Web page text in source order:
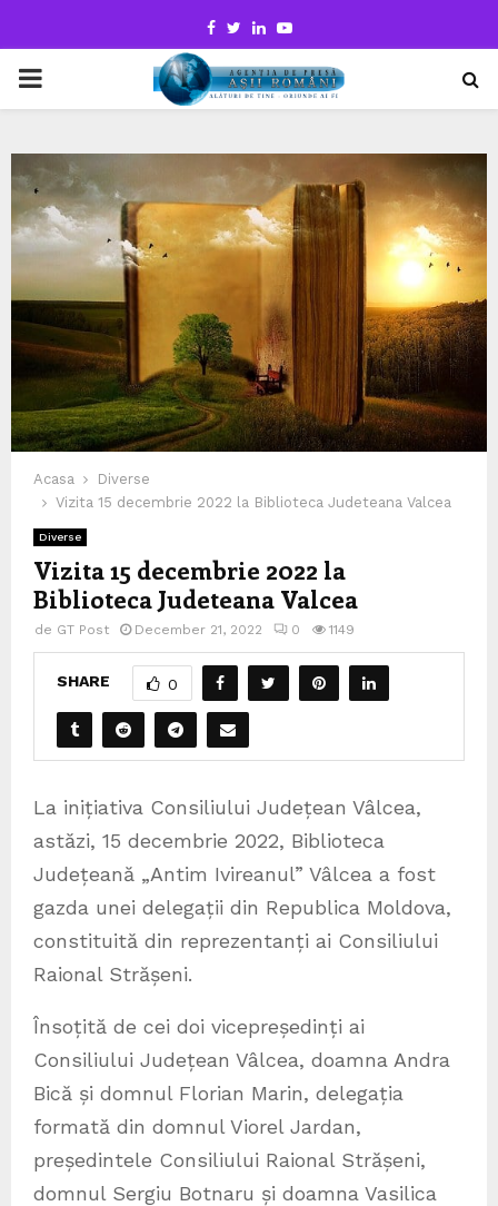
Facebook
TwitterLinkedinYoutube
PRIMARY
Acasa
Diverse
Vizita 15 decembrie 2022 la Biblioteca Judeteana Valcea
Diverse
Vizita 15 decembrie 2022 la
Biblioteca Judeteana Valcea
de GT Post December 21, 2022 0 1149
SHARE 0
La inițiativa Consiliului Județean Vâlcea,
astăzi, 15 decembrie 2022, Biblioteca
Județeană „Antim Ivireanul” Vâlcea a fost
gazda unei delegații din Republica Moldova,
constituită din reprezentanți ai Consiliului
Raional Strășeni.
Însoțită de cei doi vicepreședinți ai
Consiliului Județean Vâlcea, doamna Andra
Bică și domnul Florian Marin, delegația
formată din domnul Viorel Jardan,
președintele Consiliului Raional Strășeni,
domnul Sergiu Botnaru și doamna Vasilica